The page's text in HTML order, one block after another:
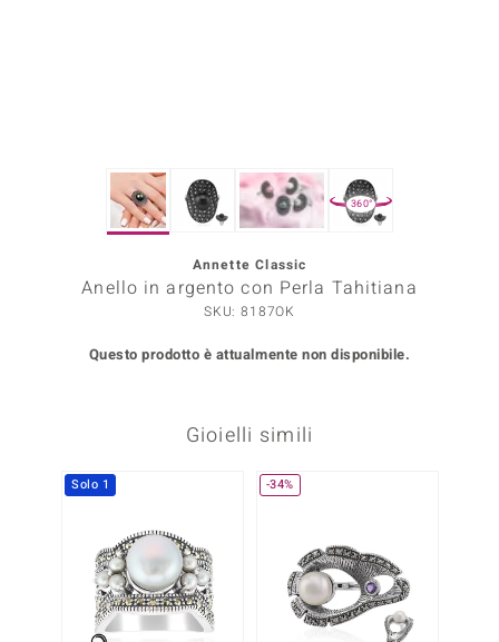
SELECTION 360°
Annette Classic
Anello in argento con Perla Tahitiana
SKU: 8187OK
Questo prodotto è attualmente non disponibile.
Gioielli simili
Solo 1 -34%